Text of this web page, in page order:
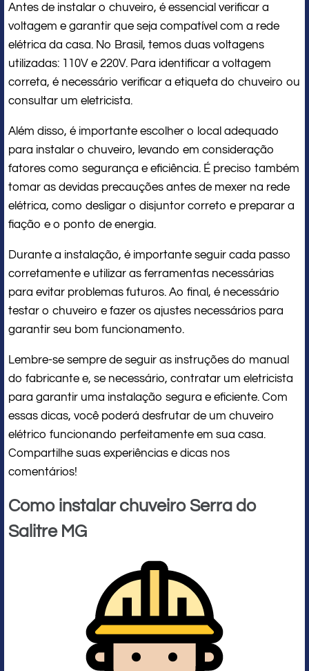
Antes de instalar o chuveiro, é essencial verificar a
voltagem e garantir que seja compatível com a rede
elétrica da casa. No Brasil, temos duas voltagens
utilizadas: 110V e 220V. Para identificar a voltagem
correta, é necessário verificar a etiqueta do chuveiro ou
consultar um eletricista.
Além disso, é importante escolher o local adequado
para instalar o chuveiro, levando em consideração
fatores como segurança e eficiência. É preciso também
tomar as devidas precauções antes de mexer na rede
elétrica, como desligar o disjuntor correto e preparar a
fiação e o ponto de energia.
Durante a instalação, é importante seguir cada passo
corretamente e utilizar as ferramentas necessárias
para evitar problemas futuros. Ao final, é necessário
testar o chuveiro e fazer os ajustes necessários para
garantir seu bom funcionamento.
Lembre-se sempre de seguir as instruções do manual
do fabricante e, se necessário, contratar um eletricista
para garantir uma instalação segura e eficiente. Com
essas dicas, você poderá desfrutar de um chuveiro
elétrico funcionando perfeitamente em sua casa.
Compartilhe suas experiências e dicas nos
comentários!
Como instalar chuveiro Serra do
Salitre MG